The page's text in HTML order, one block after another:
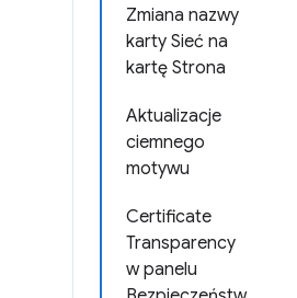
Zmiana nazwy
karty Sieć na
kartę Strona
Aktualizacje
ciemnego
motywu
Certificate
Transparency
w panelu